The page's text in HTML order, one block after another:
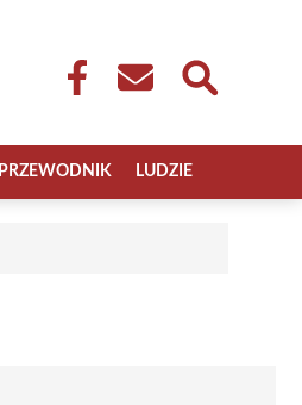
PRZEWODNIK LUDZIE